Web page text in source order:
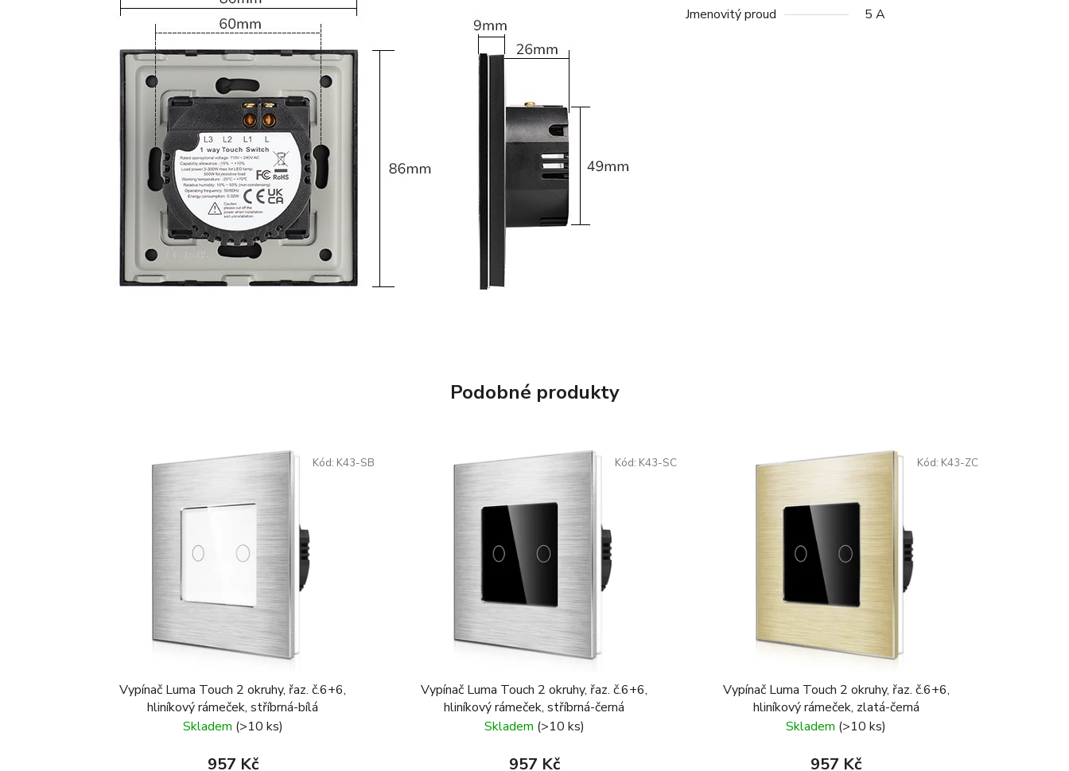
Jmenovitý proud
5 A
Podobné produkty
Vypínač Luma Touch 2 okruhy, řaz. č.6+6,
hliníkový rámeček, stříbrná-bílá
Skladem (>10 ks)
957 Kč
Kód: K43-SB
Vypínač Luma Touch 2 okruhy, řaz. č.6+6,
hliníkový rámeček, stříbrná-černá
Skladem (>10 ks)
957 Kč
Kód: K43-SC
Vypínač Luma Touch 2 okruhy, řaz. č.6+6,
hliníkový rámeček, zlatá-černá
Skladem (>10 ks)
957 Kč
Kód: K43-ZC